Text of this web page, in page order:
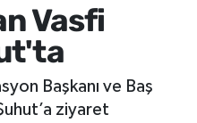
Vasfi
Başkanı ve Baş
ziyaret